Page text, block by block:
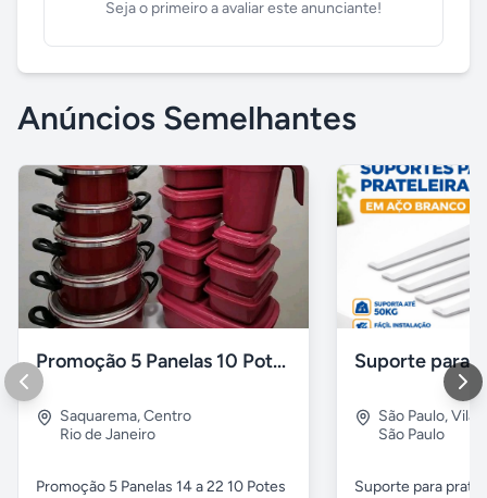
Seja o primeiro a avaliar este anunciante!
Anúncios Semelhantes
Promoção 5 Panelas 10 Potes Multiuso
Saquarema,Centro
Rio de Janeiro
Promoção 5 Panelas 14 a 22 10 Potes
São Paulo,Vila
São Paulo
Suporte para